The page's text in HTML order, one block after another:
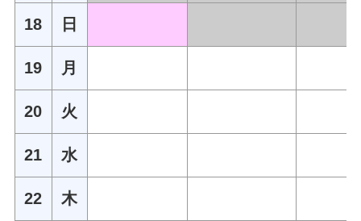
18 日
19 月
20 火
21 水
22 木